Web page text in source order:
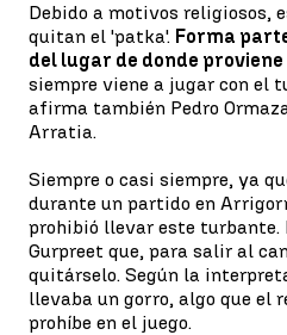
Debido a motivos religiosos,
quitan el 'patka'. Forma
del lugar de donde proviene
siempre viene a jugar con el
afirma también Pedro
Arratia.
Siempre o casi siempre, ya
durante un partido en
prohibió llevar este turbante.
Gurpreet que, para salir al
quitárselo. Según la
llevaba un gorro, algo que el
prohíbe en el juego.